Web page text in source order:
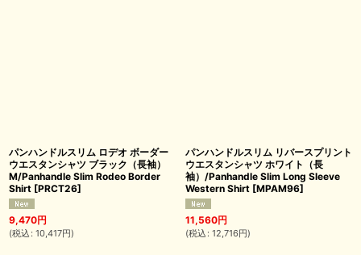
パンハンドルスリム ロデオ ボーダー
ウエスタンシャツ ブラック（長袖）
M/Panhandle Slim Rodeo Border
Shirt [PRCT26]
9,470円
(税込 : 10,417円)
パンハンドルスリム リバースプリント
ウエスタンシャツ ホワイト（長
袖）/Panhandle Slim Long Sleeve
Western Shirt [MPAM96]
11,560円
(税込 : 12,716円)